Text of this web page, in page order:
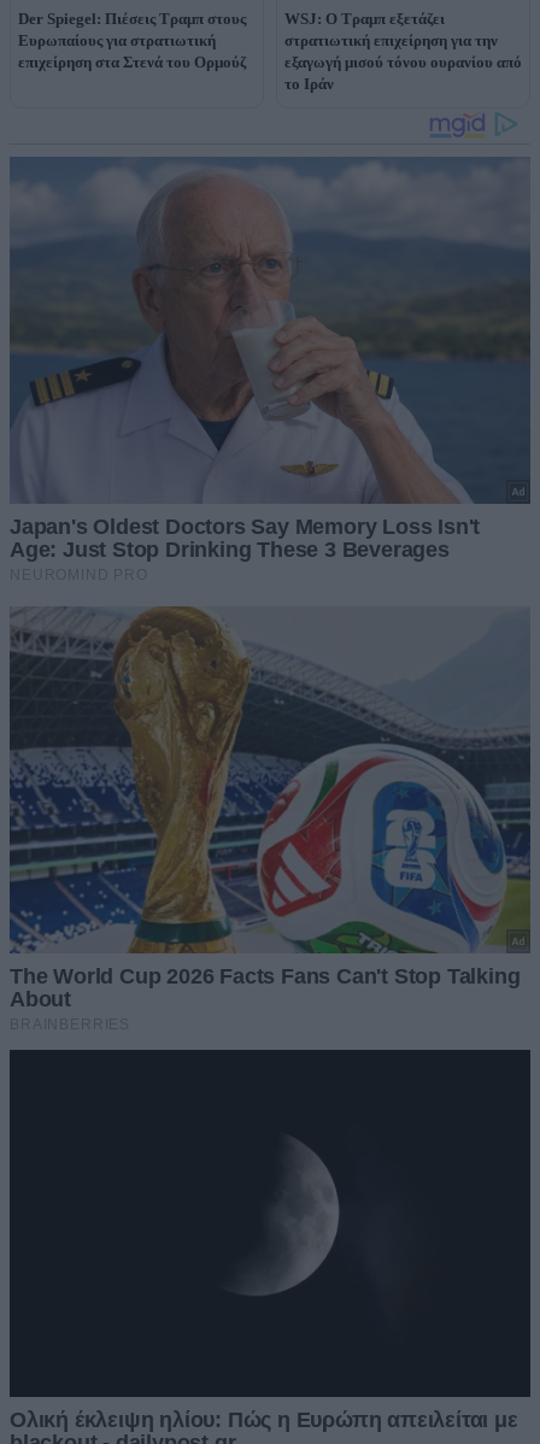
Der Spiegel: Πιέσεις Τραμπ στους
Ευρωπαίους για στρατιωτική
επιχείρηση στα Στενά του Ορμούζ
WSJ: O Τραμπ εξετάζει
στρατιωτική επιχείρηση για την
εξαγωγή μισού τόνου ουρανίου από
το Ιράν